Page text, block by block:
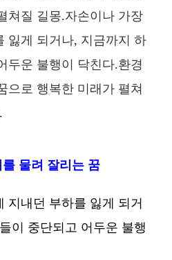
쳐질 길몽.자손이나 가장
잃게 되거나, 지금까지 하
두운 불행이 닥친다.환경
으로 행복한 미래가 펼쳐
물려 잘리는 꿈
지내던 부하를 잃게 되거
이 중단되고 어두운 불행